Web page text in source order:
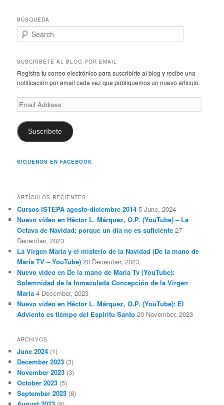
BÚSQUEDA
e
r
h
SUSCRÍBETE AL BLOG POR EMAIL
Registra tu correo electrónico para suscribirte al blog y recibe una
notificación por email cada vez que publiquemos un nuevo artículo.
Email
Address
Suscríbete
SÍGUENOS EN FACEBOOK
ARTÍCULOS RECIENTES
Cursos ISTEPA agosto-diciembre 2014 5 June, 2024
Nuevo vídeo en Héctor L. Márquez, O.P. (YouTube) – La
Octava de Navidad; porque un día no es suficiente 27
December, 2023
La Virgen María y el misterio de la Navidad (De la mano de
María TV – YouTube) 20 December, 2023
Nuevo vídeo en De la mano de María Tv (YouTube):
Solemnidad de la Inmaculada Concepción de la Virgen
María 4 December, 2023
Nuevo vídeo en Héctor L. Márquez, O.P. (YouTube): El
Adviento es tiempo del Espíritu Santo 20 November, 2023
ARCHIVOS
June 2024 (1)
December 2023 (3)
November 2023 (3)
October 2023 (5)
September 2023 (8)